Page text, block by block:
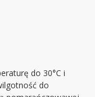
do 30°C i
do